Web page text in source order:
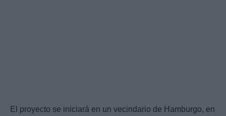
El proyecto se iniciará en un vecindario de Hamburgo, en